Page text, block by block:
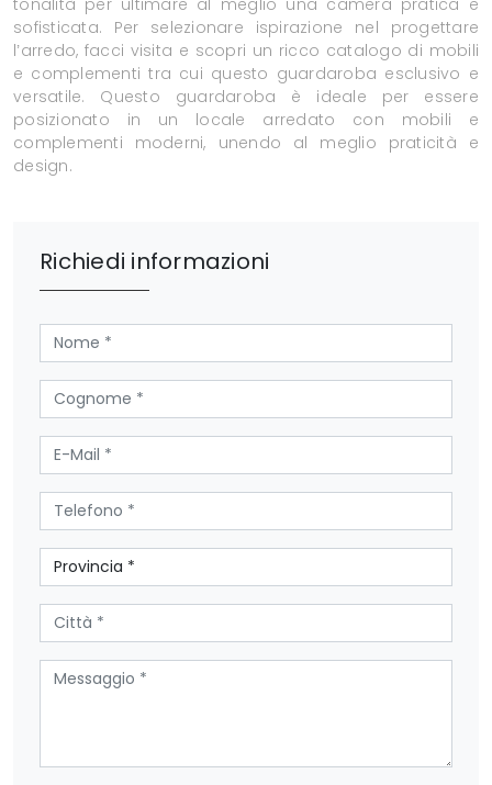
tonalità per ultimare al meglio una camera pratica e
sofisticata. Per selezionare ispirazione nel progettare
l’arredo, facci visita e scopri un ricco catalogo di mobili
e complementi tra cui questo guardaroba esclusivo e
versatile. Questo guardaroba è ideale per essere
posizionato in un locale arredato con mobili e
complementi moderni, unendo al meglio praticità e
design.
Richiedi informazioni